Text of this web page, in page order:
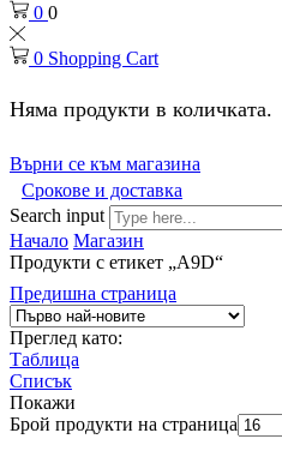
0 0
0 Shopping Cart
Няма продукти в количката.
Върни се към магазина
Срокове и доставка
Search input
Начало Магазин
Продукти с етикет „A9D“
Предишна страница
Преглед като:
Таблица
Списък
Покажи
Брой продукти на страница